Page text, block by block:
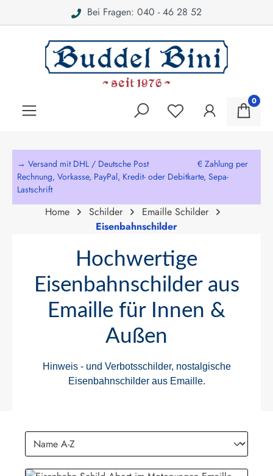
Bei Fragen: 040 - 46 28 52
0
→ Versand mit DHL / Deutsche Post € Zahlung per
Rechnung, Vorkasse, PayPal, Kredit- oder Debitkarte, Sepa-
Lastschrift
Home Schilder
Emaille Schilder
Eisenbahnschilder
Hochwertige
Eisenbahnschilder aus
Emaille für Innen &
Außen
Hinweis - und Verbotsschilder, nostalgische
Eisenbahnschilder aus Emaille.